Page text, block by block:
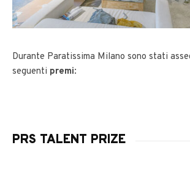
Durante Paratissima Milano sono stati
seguenti premi:
PRS TALENT PRIZE